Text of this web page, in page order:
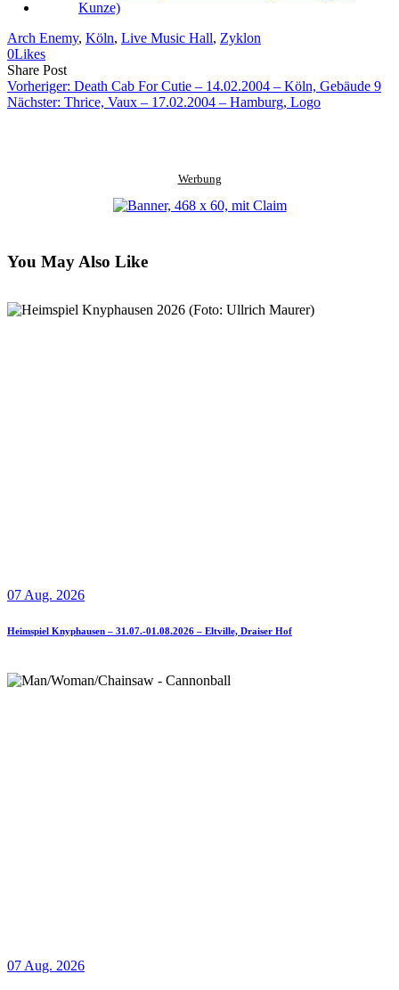
Arch Enemy, Köln, Live Music Hall, Zyklon
0Likes
Share PostShare
on
Facebook
Copy
URL
to
Send
Link
via
Vorheriger: Death Cab For Cutie – 14.02.2004 – Köln, Gebäude 9
Nächster: Thrice, Vaux – 17.02.2004 – Hamburg, Logo
Werbung
You May Also Like
07 Aug. 2026
Heimspiel Knyphausen – 31.07.-01.08.2026 – Eltville, Draiser Hof
07 Aug. 2026